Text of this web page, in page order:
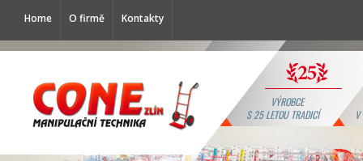
Home O firmě Kontakty
VÝROBCE
S 25 LETOU TRADICÍ